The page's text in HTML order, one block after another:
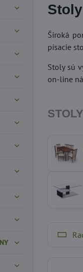
Stoly
Široká
písacie
Stoly sú
on-line